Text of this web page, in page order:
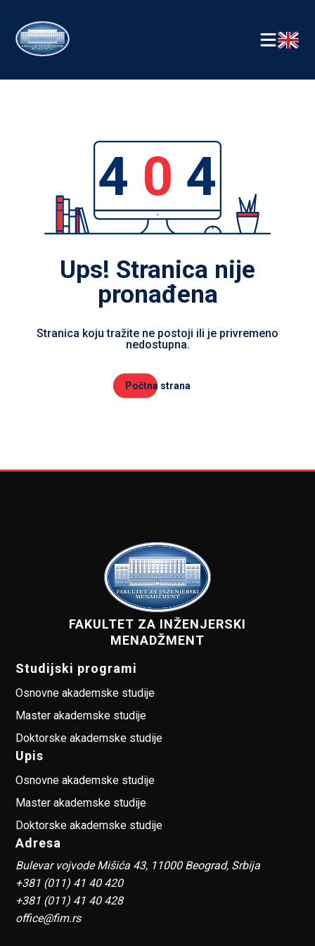
4 0 4
Ups! Stranica nije
pronađena
Stranica koju tražite ne postoji ili je privremeno
nedostupna.
Počtna strana
FAKULTET ZA INŽENJERSKI
MENADŽMENT
Studijski programi
Osnovne akademske studije
Master akademske studije
Doktorske akademske studije
Upis
Osnovne akademske studije
Master akademske studije
Doktorske akademske studije
Adresa
Bulevar vojvode Mišića 43, 11000 Beograd, Srbija
+381 (011) 41 40 420
+381 (011) 41 40 428
office@fim.rs